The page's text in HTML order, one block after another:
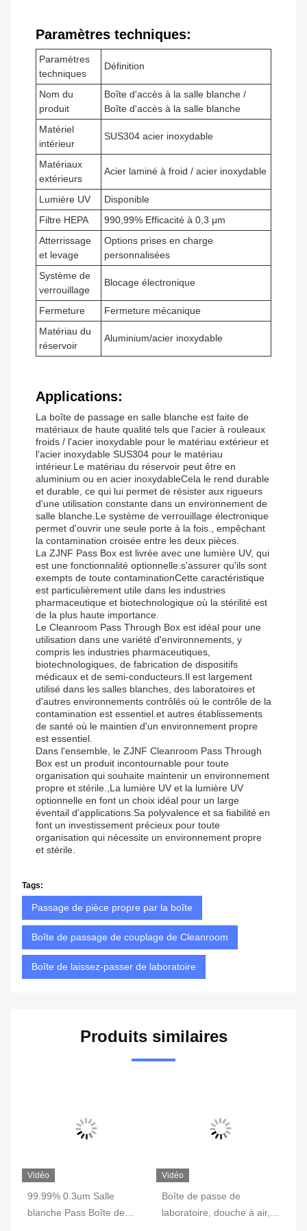
Paramètres techniques:
Paramètres
techniques
Définition
Nom du
produit
Boîte d'accès à la salle blanche /
Boîte d'accès à la salle blanche
Matériel
intérieur
SUS304 acier inoxydable
Matériaux
extérieurs
Acier laminé à froid / acier inoxydable
Lumière UV
Disponible
Filtre HEPA
990,99% Efficacité à 0,3 μm
Atterrissage
et levage
Options prises en charge
personnalisées
Système de
verrouillage
Blocage électronique
Fermeture
Fermeture mécanique
Matériau du
réservoir
Aluminium/acier inoxydable
Applications:
La boîte de passage en salle blanche est faite de
matériaux de haute qualité tels que l'acier à rouleaux
froids / l'acier inoxydable pour le matériau extérieur et
l'acier inoxydable SUS304 pour le matériau
intérieur.Le matériau du réservoir peut être en
aluminium ou en acier inoxydableCela le rend durable
et durable, ce qui lui permet de résister aux rigueurs
d'une utilisation constante dans un environnement de
salle blanche.Le système de verrouillage électronique
permet d'ouvrir une seule porte à la fois., empêchant
la contamination croisée entre les deux pièces.
La ZJNF Pass Box est livrée avec une lumière UV, qui
est une fonctionnalité optionnelle.s'assurer qu'ils sont
exempts de toute contaminationCette caractéristique
est particulièrement utile dans les industries
pharmaceutique et biotechnologique où la stérilité est
de la plus haute importance.
Le Cleanroom Pass Through Box est idéal pour une
utilisation dans une variété d'environnements, y
compris les industries pharmaceutiques,
biotechnologiques, de fabrication de dispositifs
médicaux et de semi-conducteurs.Il est largement
utilisé dans les salles blanches, des laboratoires et
d'autres environnements contrôlés où le contrôle de la
contamination est essentiel.et autres établissements
de santé où le maintien d'un environnement propre
est essentiel.
Dans l'ensemble, le ZJNF Cleanroom Pass Through
Box est un produit incontournable pour toute
organisation qui souhaite maintenir un environnement
propre et stérile.,La lumière UV et la lumière UV
optionnelle en font un choix idéal pour un large
éventail d'applications.Sa polyvalence et sa fiabilité en
font un investissement précieux pour toute
organisation qui nécessite un environnement propre
et stérile.
Tags:
Passage de pièce propre par la boîte
Boîte de passage de couplage de Cleanroom
Boîte de laissez-passer de laboratoire
Produits similaires
Vidéo
99.99% 0.3um Salle
blanche Pass Boîte de
Vidéo
Boîte de passe de
laboratoire, douche à air,